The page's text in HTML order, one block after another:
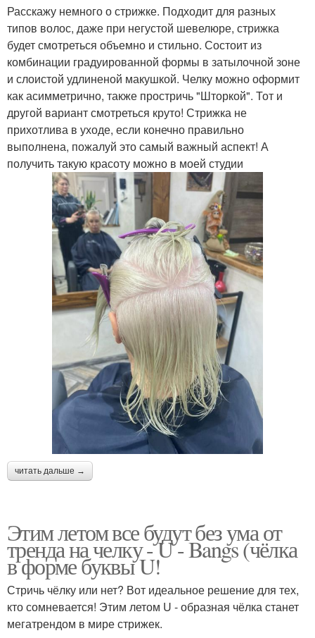
Расскажу немного о стрижке. Подходит для разных
типов волос, даже при негустой шевелюре, стрижка
будет смотреться объемно и стильно. Состоит из
комбинации градуированной формы в затылочной зоне
и слоистой удлиненой макушкой. Челку можно оформит
как асимметрично, также простричь "Шторкой". Тот и
другой вариант смотреться круто! Стрижка не
прихотлива в уходе, если конечно правильно
выполнена, пожалуй это самый важный аспект! А
получить такую красоту можно в моей студии
читать дальше →
Этим летом все будут без ума от
тренда на челку - U - Bangs (чёлка
в форме буквы U!
Стричь чёлку или нет? Вот идеальное решение для тех,
кто сомневается! Этим летом U - образная чёлка станет
мегатрендом в мире стрижек.